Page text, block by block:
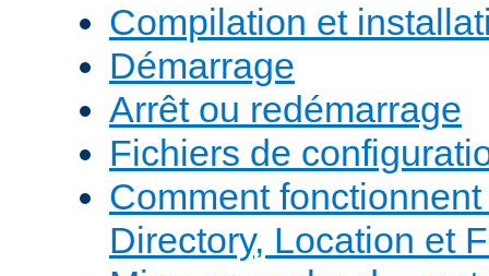
Compilation et
Démarrage
Arrêt ou redémarrage
Fichiers de
Comment
Directory, Location et